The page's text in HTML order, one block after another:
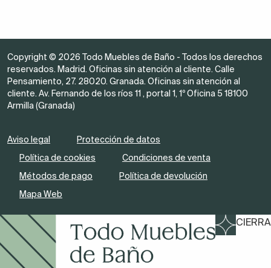
Copyright © 2026 Todo Muebles de Baño - Todos los derechos
reservados. Madrid. Oficinas sin atención al cliente. Calle
Pensamiento, 27. 28020. Granada. Oficinas sin atención al
cliente. Av. Fernando de los ríos 11 , portal 1, 1º Oficina 5 18100
Armilla (Granada)
Aviso legal
Protección de datos
Política de cookies
Condiciones de venta
Métodos de pago
Política de devolución
Mapa Web
CIERRA